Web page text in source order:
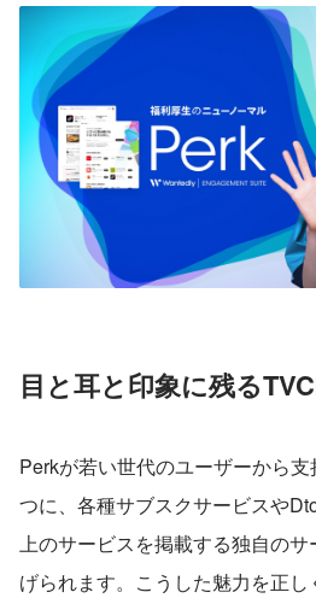
目と耳と印象に残る
Perkが若い世代のユーザーから
つに、各種サブスクサービスや
上のサービスを掲載する独自の
げられます。こうした魅力を正